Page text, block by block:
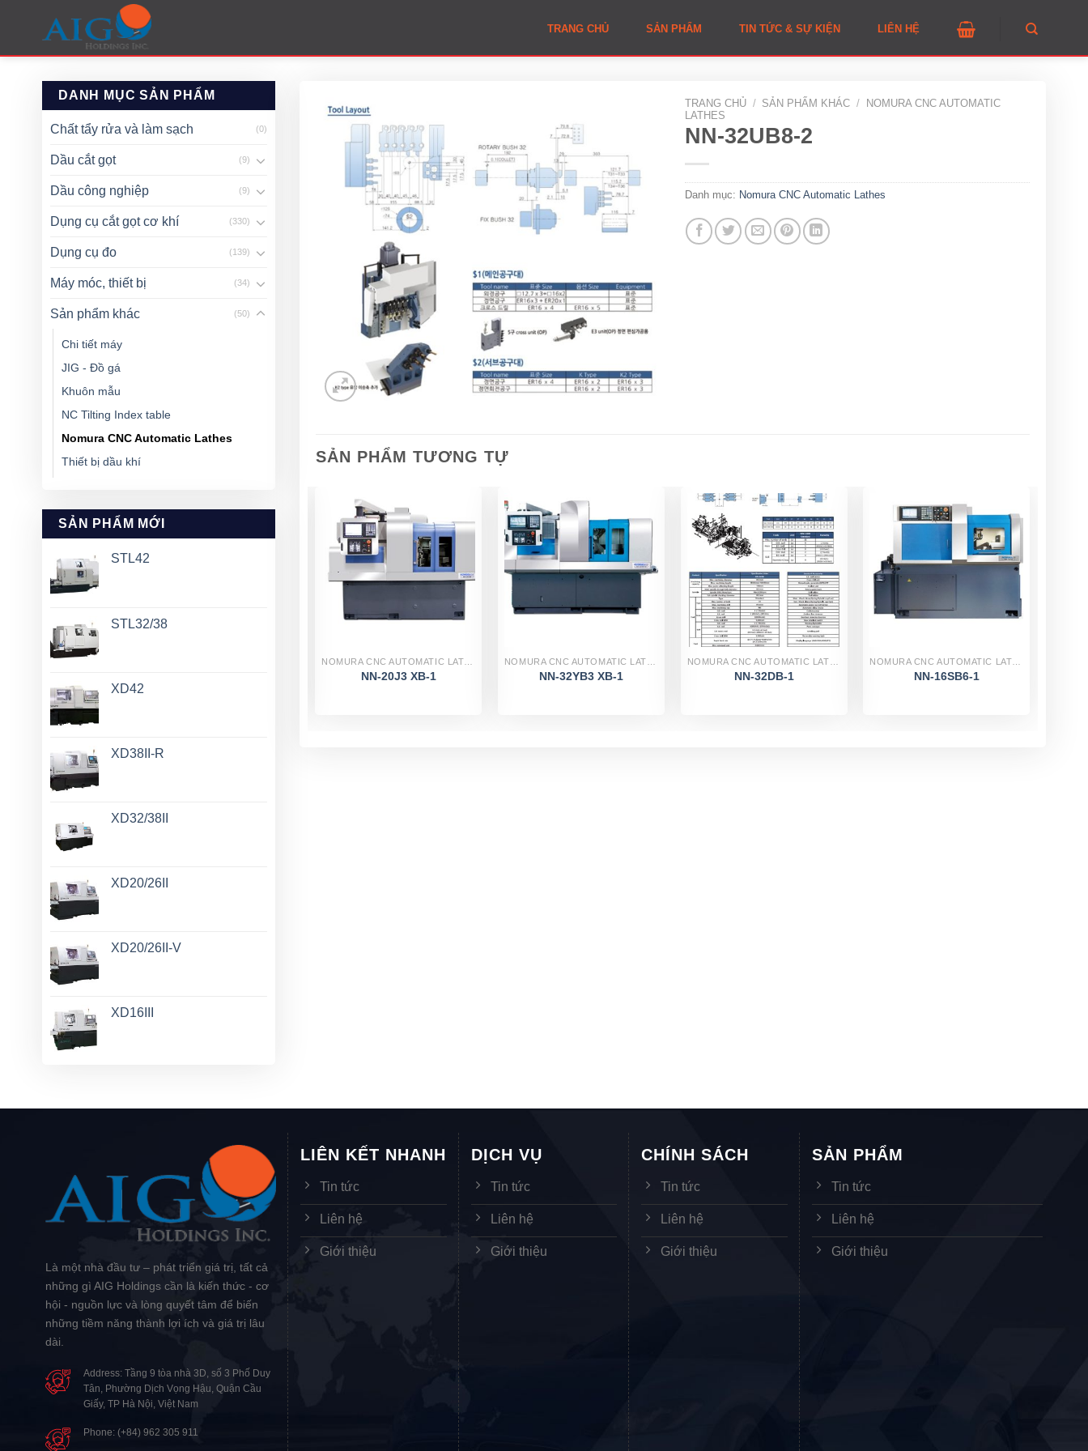
TRANG CHỦ SẢN PHẨM TIN TỨC & SỰ KIỆN LIÊN HỆ
DANH MỤC SẢN PHẨM
Chất tẩy rửa và làm sạch (0)
Dầu cắt gọt (9)
Dầu công nghiệp (9)
Dụng cụ cắt gọt cơ khí (330)
Dụng cụ đo (139)
Máy móc, thiết bị (34)
Sản phẩm khác (50)
Chi tiết máy
JIG - Đồ gá
Khuôn mẫu
NC Tilting Index table
Nomura CNC Automatic Lathes
Thiết bị dầu khí
SẢN PHẨM MỚI
STL42
STL32/38
XD42
XD38II-R
XD32/38II
XD20/26II
XD20/26II-V
XD16III
TRANG CHỦ / SẢN PHẨM KHÁC /
NOMURA CNC AUTOMATIC
LATHES
NN-32UB8-2
Danh mục: Nomura CNC Automatic Lathes
SẢN PHẨM TƯƠNG TỰ
NN-20J3 XB-1 NN-32YB3 XB-1 NN-32DB-1 NN-16SB6-1
Là một nhà đầu tư – phát triển giá trị, tất cả
những gì AIG Holdings cần là kiến thức - cơ
hội - nguồn lực và lòng quyết tâm để biến
những tiềm năng thành lợi ích và giá trị lâu
dài.
Address: Tầng 9 tòa nhà 3D, số 3 Phố Duy
Tân, Phường Dịch Vọng Hậu, Quận Cầu
Giấy, TP Hà Nội, Việt Nam
Phone: (+84) 962 305 911
LIÊN KẾT NHANH
Tin tức
Liên hệ
Giới thiệu
DỊCH VỤ
Tin tức
Liên hệ
Giới thiệu
CHÍNH SÁCH
Tin tức
Liên hệ
Giới thiệu
SẢN PHẨM
Tin tức
Liên hệ
Giới thiệu